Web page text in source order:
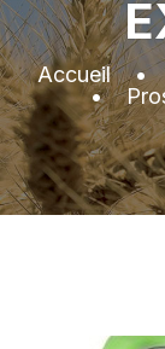
Accueil
•